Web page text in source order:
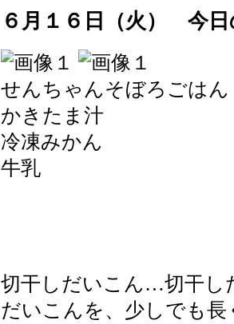
６月１６日（火） 今日
せんちゃんそぼろごはん
かきたま汁
冷凍みかん
牛乳
切干しだいこん…切干し
だいこんを、少しでも